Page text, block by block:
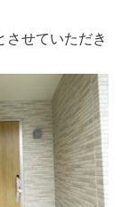
させていただき